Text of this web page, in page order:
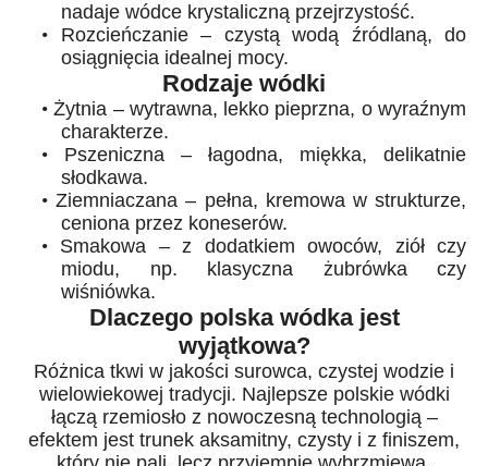
nadaje wódce krystaliczną przejrzystość.
• Rozcieńczanie – czystą wodą źródlaną, do
osiągnięcia idealnej mocy.
Rodzaje wódki
•Żytnia – wytrawna, lekko pieprzna, o wyraźnym
charakterze.
• Pszeniczna – łagodna, miękka, delikatnie
słodkawa.
•Ziemniaczana – pełna, kremowa w strukturze,
ceniona przez koneserów.
• Smakowa – z dodatkiem owoców, ziół czy
miodu, np. klasyczna żubrówka czy
wiśniówka.
Dlaczego polska wódka jest
wyjątkowa?
Różnica tkwi w jakości surowca, czystej wodzie i
wielowiekowej tradycji. Najlepsze polskie wódki
łączą rzemiosło z nowoczesną technologią –
efektem jest trunek aksamitny, czysty i z finiszem,